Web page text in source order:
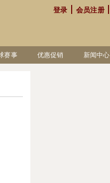
登录 会员注册
赛事 优惠促销 新闻中心